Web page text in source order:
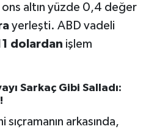
ons altın yüzde 0,4 değer
yerleşti. ABD vadeli
dolardan işlem
Sarkaç Gibi Salladı:
sıçramanın arkasında,